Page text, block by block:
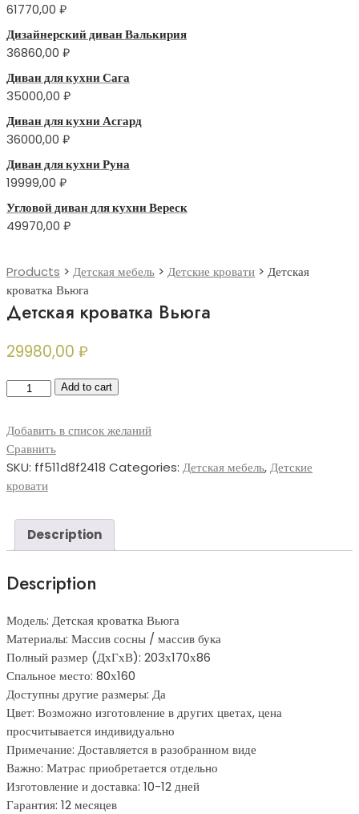
61770,00 ₽
Дизайнерский диван Валькирия
36860,00 ₽
Диван для кухни Сага
35000,00 ₽
Диван для кухни Асгард
36000,00 ₽
Диван для кухни Руна
19999,00 ₽
Угловой диван для кухни Вереск
49970,00 ₽
Products > Детская мебель > Детские кровати > Детская
кроватка Вьюга
Детская кроватка Вьюга
29980,00 ₽
Детская
Вьюга
quantity
Add to cart
Добавить в список желаний
Сравнить
SKU: ff511d8f2418 Categories: Детская мебель,Детские
кровати
Description
Description
Модель: Детская кроватка Вьюга
Материалы: Массив сосны / массив бука
Полный размер (ДхГхВ): 203х170х86
Спальное место: 80х160
Доступны другие размеры: Да
Цвет: Возможно изготовление в других цветах, цена
просчитывается индивидуально
Примечание: Доставляется в разобранном виде
Важно: Матрас приобретается отдельно
Изготовление и доставка: 10-12 дней
Гарантия: 12 месяцев